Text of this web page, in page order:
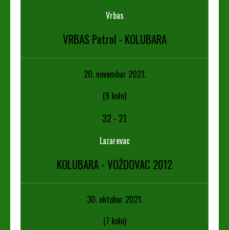
Vrbas
VRBAS Petrol - KOLUBARA
20. novembar 2021.
(9 kolo)
32 - 21
Lazarevac
KOLUBARA - VOŽDOVAC 2012
30. oktobar 2021.
(7 kolo)